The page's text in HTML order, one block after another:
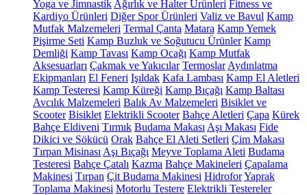
Yoga ve Jimnastik Ağırlık ve Halter Ürünleri Fitness ve
Kardiyo Ürünleri Diğer Spor Ürünleri Valiz ve Bavul Kamp
Mutfak Malzemeleri Termal Çanta Matara Kamp Yemek
Pişirme Seti Kamp Buzluk ve Soğutucu Ürünler Kamp
Demliği Kamp Tavası Kamp Ocağı Kamp Mutfak
Aksesuarları Çakmak ve Yakıcılar Termoslar Aydınlatma
Ekipmanları El Feneri Işıldak Kafa Lambası Kamp El Aletleri
Kamp Testeresi Kamp Küreği Kamp Bıçağı Kamp Baltası
Avcılık Malzemeleri Balık Av Malzemeleri Bisiklet ve
Scooter Bisiklet Elektrikli Scooter Bahçe Aletleri Çapa Kürek
Bahçe Eldiveni Tırmık Budama Makası Aşı Makası Fide
Dikici ve Sökücü Orak Bahçe El Aleti Setleri Çim Makası
Tırpan Misinası Aşı Bıçağı Meyve Toplama Aleti Budama
Testeresi Bahçe Çatalı Kazma Bahçe Makineleri Çapalama
Makinesi Tırpan Çit Budama Makinesi HidroforYaprak
Toplama Makinesi Motorlu Testere Elektrikli Testereler